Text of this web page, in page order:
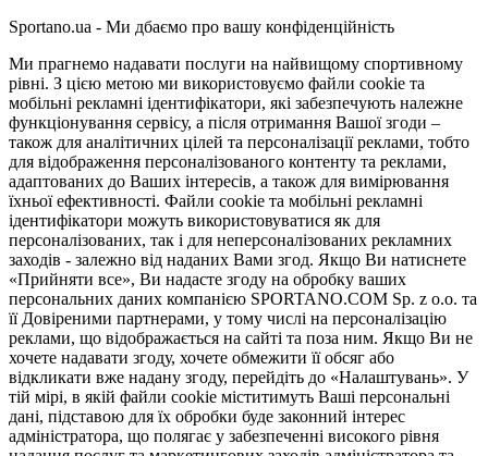
Sportano.ua - Ми дбаємо про вашу конфіденційність
Ми прагнемо надавати послуги на найвищому спортивному
рівні. З цією метою ми використовуємо файли cookie та
мобільні рекламні ідентифікатори, які забезпечують належне
функціонування сервісу, а після отримання Вашої згоди –
також для аналітичних цілей та персоналізації реклами, тобто
для відображення персоналізованого контенту та реклами,
адаптованих до Ваших інтересів, а також для вимірювання
їхньої ефективності. Файли cookie та мобільні рекламні
ідентифікатори можуть використовуватися як для
персоналізованих, так і для неперсоналізованих рекламних
заходів - залежно від наданих Вами згод. Якщо Ви натиснете
«Прийняти все», Ви надасте згоду на обробку ваших
персональних даних компанією SPORTANO.COM Sp. z o.o. та
її Довіреними партнерами, у тому числі на персоналізацію
реклами, що відображається на сайті та поза ним. Якщо Ви не
хочете надавати згоду, хочете обмежити її обсяг або
відкликати вже надану згоду, перейдіть до «Налаштувань». У
тій мірі, в якій файли cookie міститимуть Ваші персональні
дані, підставою для їх обробки буде законний інтерес
адміністратора, що полягає у забезпеченні високого рівня